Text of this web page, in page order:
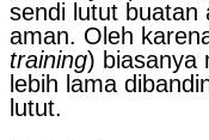
sendi lutut buatan
aman. Oleh
training) biasanya
lebih lama
lutut.